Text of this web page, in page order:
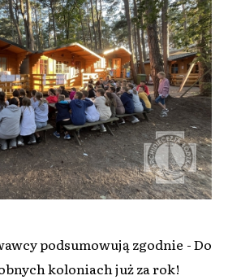
podsumowują zgodnie - Do
koloniach już za rok!